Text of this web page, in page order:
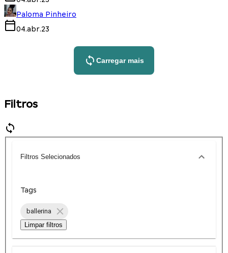
Paloma Pinheiro
04.abr.23
Carregar mais
Filtros
Filtros Selecionados
Tags
ballerina
Limpar filtros